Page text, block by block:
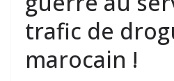
trafic de
marocain !